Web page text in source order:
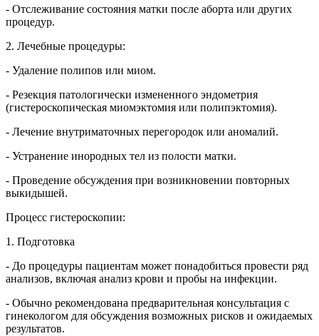
- Отслеживание состояния матки после аборта или других
процедур.
2. Лечебные процедуры:
- Удаление полипов или миом.
- Резекция патологически измененного эндометрия
(гистероскопическая миомэктомия или полипэктомия).
- Лечение внутриматочных перегородок или аномалий.
- Устранение инородных тел из полости матки.
- Проведение обсуждения при возникновении повторных
выкидышей.
Процесс гистероскопии:
1. Подготовка
- До процедуры пациентам может понадобиться провести ряд
анализов, включая анализ крови и пробы на инфекции.
- Обычно рекомендована предварительная консультация с
гинекологом для обсуждения возможных рисков и ожидаемых
результатов.